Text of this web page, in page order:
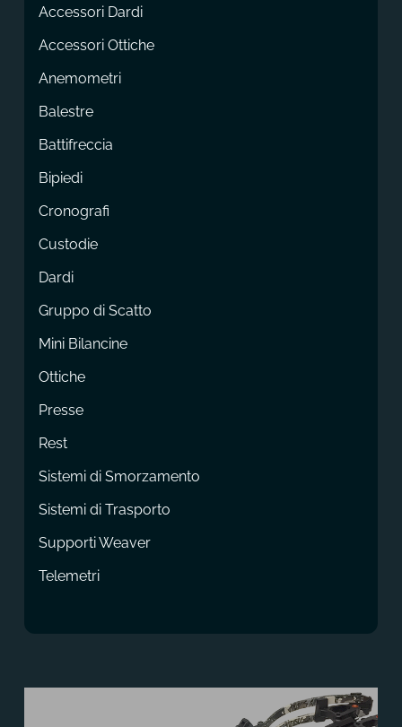
Accessori Dardi
Accessori Ottiche
Anemometri
Balestre
Battifreccia
Bipiedi
Cronografi
Custodie
Dardi
Gruppo di Scatto
Mini Bilancine
Ottiche
Presse
Rest
Sistemi di Smorzamento
Sistemi di Trasporto
Supporti Weaver
Telemetri